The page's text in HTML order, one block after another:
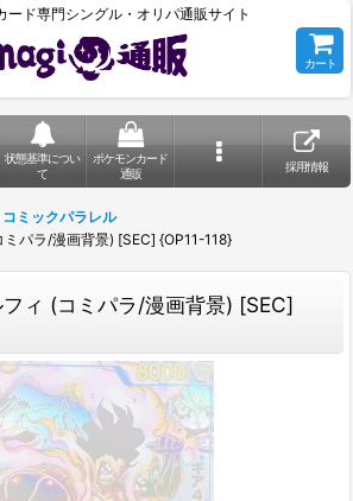
ード専門シングル・オリパ通販サイト
カート
状態基準につい
て
ポケモンカード
通販
採用情報
コミックパラレル
パラ/漫画背景) [SEC] {OP11-118}
ィ (コミパラ/漫画背景) [SEC]